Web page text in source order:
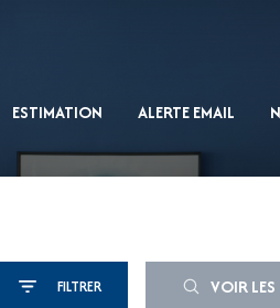
ESTIMATION ALERTE EMAIL
FILTRER VOIR LES